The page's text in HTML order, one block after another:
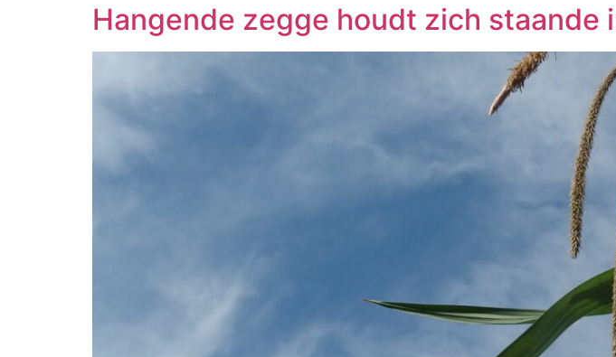
Hangende zegge houdt zich staande